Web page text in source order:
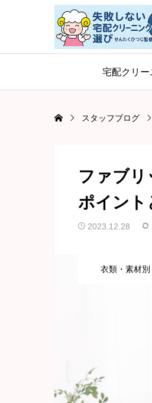
宅配クリー
スタッフブログ
ファブリ
ポイント
2023.12.28
衣類・素材別